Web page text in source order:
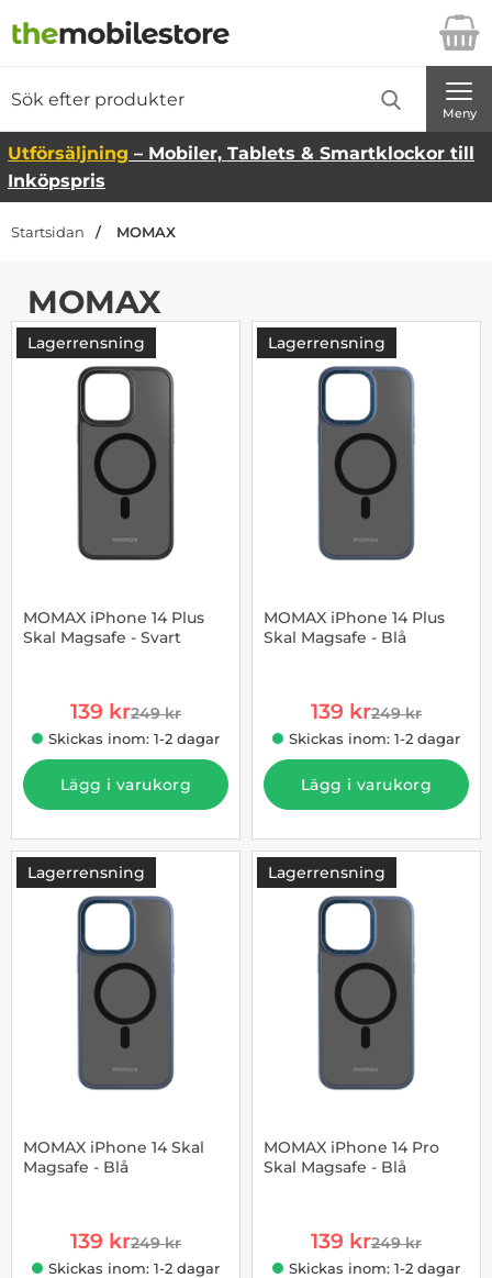
Startsidan för Danira Telecom AB
Meny
Utförsäljning – Mobiler, Tablets & Smartklockor till
Inköpspris
Startsidan MOMAX
MOMAX
Lagerrensning
-44%
MOMAX iPhone 14 Plus
Skal Magsafe - Svart
rea pris
139 krtidigare pris
249 kr
Skickas inom: 1-2 dagar
Lägg i varukorg
Lagerrensning
MOMAX iPhone 14 Plus
Skal Magsafe - Blå
rea pris
139 krtidigare pris
249 kr
Skickas inom: 1-2 dagar
Lägg i varukorg
Lagerrensning
-44%
MOMAX iPhone 14 Skal
Magsafe - Blå
rea pris
139 krtidigare pris
249 kr
Skickas inom: 1-2 dagar
Lagerrensning
MOMAX iPhone 14 Pro
Skal Magsafe - Blå
rea pris
139 krtidigare pris
249 kr
Skickas inom: 1-2 dagar